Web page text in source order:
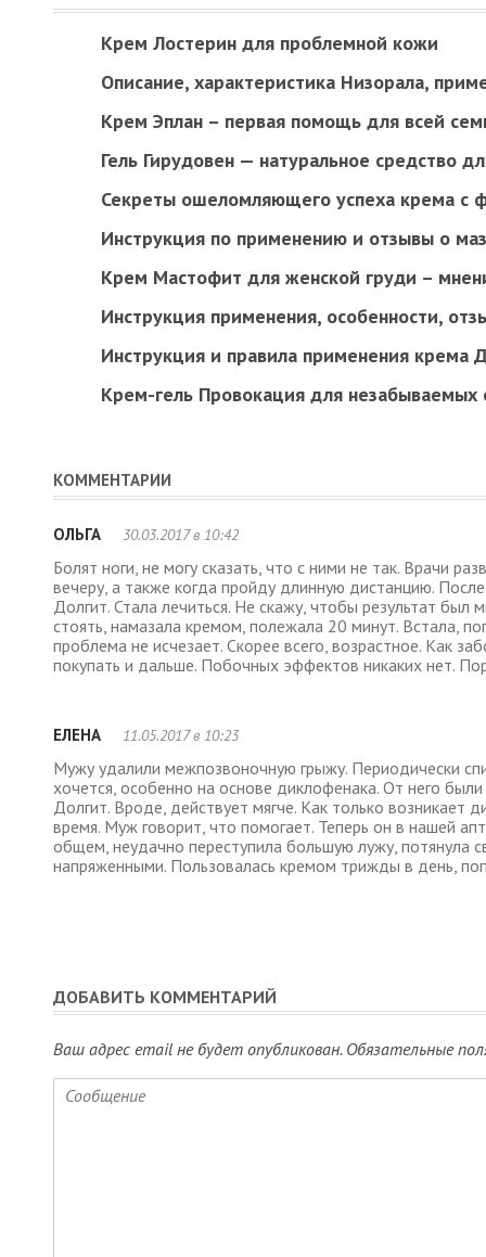
Крем Лостерин для проблемной кожи
Описание, характеристика Низорала,
Крем Эплан – первая помощь для всей
Гель Гирудовен — натуральное средство
Секреты ошеломляющего успеха крема с
Инструкция по применению и отзывы о
Крем Мастофит для женской груди –
Инструкция применения, особенности,
Инструкция и правила применения крема
Крем-гель Провокация для
КОММЕНТАРИИ
ОЛЬГА 30.03.2017 в 10:42
Болят ноги, не могу сказать, что с ними не так. Врачи
вечеру, а также когда пройду длинную дистанцию.
Долгит. Стала лечиться. Не скажу, чтобы результат
стоять, намазала кремом, полежала 20 минут. Встала,
проблема не исчезает. Скорее всего, возрастное. Как
покупать и дальше. Побочных эффектов никаких нет.
ЕЛЕНА 11.05.2017 в 10:23
Мужу удалили межпозвоночную грыжу. Периодически
хочется, особенно на основе диклофенака. От него
Долгит. Вроде, действует мягче. Как только
время. Муж говорит, что помогает. Теперь он в нашей
общем, неудачно переступила большую лужу, потянула
напряженными. Пользовалась кремом трижды в день,
ДОБАВИТЬ КОММЕНТАРИЙ
Ваш адрес email не будет опубликован. Обязательные